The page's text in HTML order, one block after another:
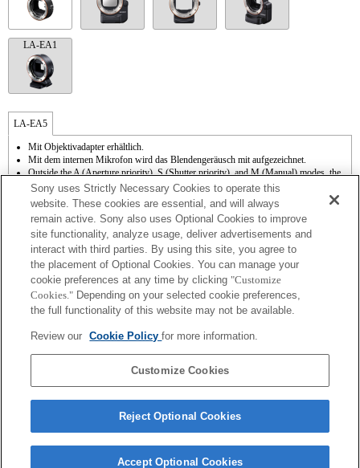
LA-EA1
LA-EA5
Mit Objektivadapter erhältlich.
Mit dem internen Mikrofon wird das Blendengeräusch mit aufgezeichnet.
Outside the A (Aperture priority), S (Shutter priority), and M (Manual) modes, the
shutter speed and the aperture can not be adjusted during the movie recording.
Die Funktion [Objektivkomp.] (Objektivkompensation) kann nicht verwendet
Abhängig von den Aufnahmebedingungen kann die Bildhelligkeit möglicherweise
ungleichmäßig sein. Setzen Sie [Vord. Schlitzverschluss auf [Aus].
Wenn Sie das A-Mount-Objektiv mit dem Objektivadapter anbringen, wird die MF-
Unterstützung nicht automatisch aktiv, wenn Sie den Fokussierring drehen. Sie
können das Bild vergrößern, indem Sie die Funktion "Fokusvergrößerung" oder
"MF-Unterstützung" in den "Key-Benutzereinstlg." einer Taste zuweisen.
Touch-Auslöser funktioniert nicht.
3-Achsen-Bildstabilisierung (Pitch/Yaw/Roll) mit SteadyShot INSIDE verfügbar.
dieser Funktion auf ein Motiv zu fokussieren, wenn Sie dunkle Szenen aufnehmen
oder das Motiv sich an den Ecken des Bildschirms befindet oder deutlich unscharf
Sony uses Strictly Necessary Cookies to operate this
website. These cookies are essential, and will always
remain active. Sony also uses Optional Cookies to improve
site functionality, analyze usage, deliver advertisements and
interact with third parties. By using this site, you agree to
the placement of Optional Cookies. You can manage your
cookie preferences at any time by clicking "Customize
Cookies." Depending on your selected cookie preferences,
the full functionality of this website may not be available.
Review our Cookie Policyfor more information.
Customize Cookies
Reject Optional Cookies
Accept Optional Cookies